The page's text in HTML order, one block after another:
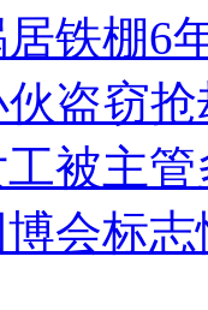
铁棚6
盗窃
被主
会标